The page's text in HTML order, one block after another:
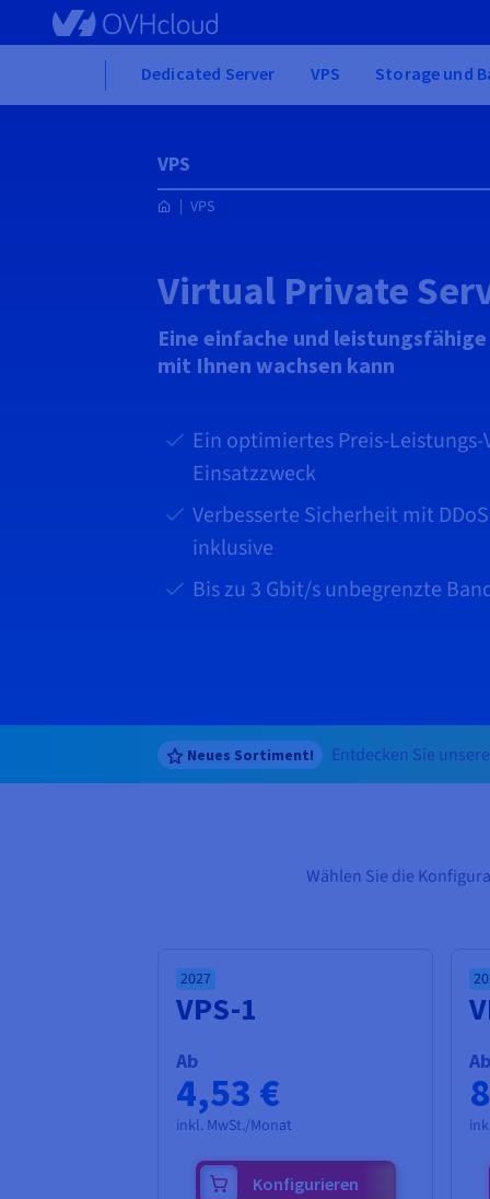
Skip to main content
Dedicated Server VPS Storage und
VPS
VPS
Virtual Private
Eine einfache und
mit Ihnen wachsen kann
Ein optimiertes Preis-
Einsatzzweck
Verbesserte Sicherheit mit
inklusive
Bis zu 3 Gbit/sunbegrenzte
Neues Sortiment! Entdecken Sie
Wählen Sie die
2027
VPS-1
Ab
4,53 €
inkl. MwSt./Monat
Konfigurieren
Ab